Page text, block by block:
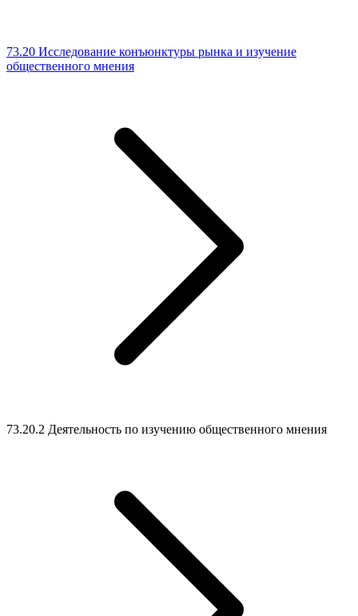
73.20 Исследование конъюнктуры рынка и изучение
общественного мнения
73.20.2 Деятельность по изучению общественного мнения